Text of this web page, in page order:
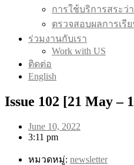
การใช้บริการสระว่
ตรวจสอบผลการเรี
ร่วมงานกับเรา
Work with US
ติดต่อ
English
Issue 102 [21 May –
June 10, 2022
3:11 pm
หมวดหมู่: newsletter